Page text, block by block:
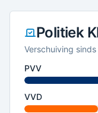
Politiek
Verschuiving
PVV
VVD